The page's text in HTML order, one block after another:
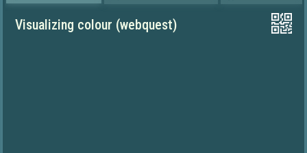
Visualizing colour (webquest)